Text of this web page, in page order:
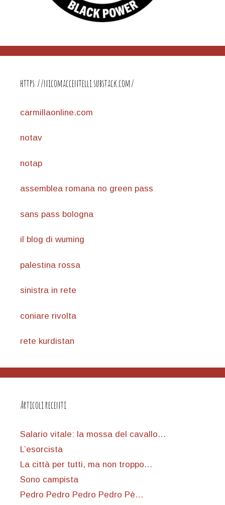
https://nicomaccentelli.substack.com/
carmillaonline.com
notav
notap
assemblea romana no green pass
sans pass bologna
il blog di wuming
palestina rossa
sinistra in rete
coniare rivolta
rete kurdistan
Articoli recenti
Salario vitale: la mossa del cavallo…
L’esorcista
La città per tutti, ma non troppo…
Sono campista
Pedro Pedro Pedro Pedro Pè…